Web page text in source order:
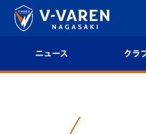
ニュース クラ